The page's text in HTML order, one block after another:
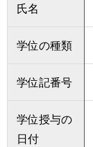
氏名
学位の種類
学位記番号
学位授与の
日付